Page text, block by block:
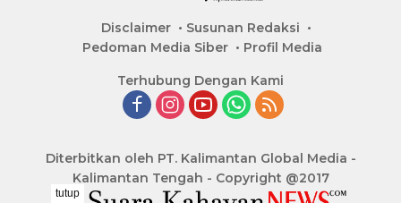
Disclaimer
Susunan Redaksi
Pedoman Media Siber
Profil Media
Terhubung Dengan Kami
Diterbitkan oleh PT. Kalimantan Global Media -
Kalimantan Tengah - Copyright @2017
tutup